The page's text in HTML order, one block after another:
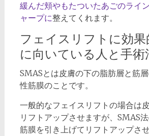
緩んだ頬やもたついたあごのライ
ャープに整えてくれます。
フェイスリフトに効果
に向いている人と手術
SMASとは皮膚の下の脂肪層と筋
性筋膜のことです。
一般的なフェイスリフトの場合は
リフトアップさせますが、SMAS
筋膜を引き上げてリフトアップさ